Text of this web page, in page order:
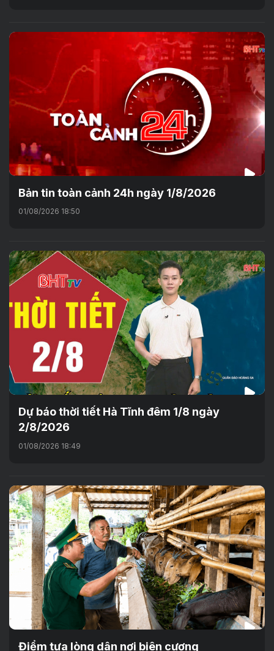
Bản tin toàn cảnh 24h ngày 1/8/2026
01/08/2026 18:50
Dự báo thời tiết Hà Tĩnh đêm 1/8 ngày
2/8/2026
01/08/2026 18:49
Điểm tựa lòng dân nơi biên cương